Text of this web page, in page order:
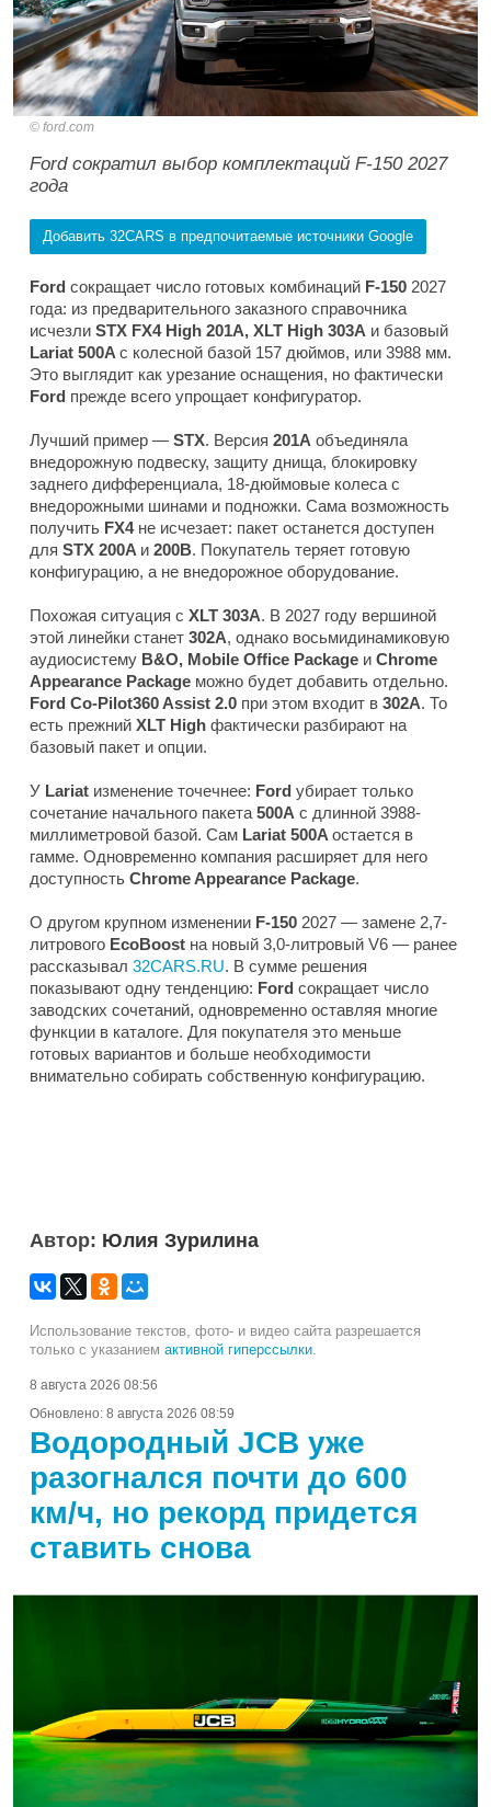
ford.com
Ford сократил выбор комплектаций F-150 2027
года
Добавить 32CARS в предпочитаемые источники Google
Ford сокращает число готовых комбинаций F-150 2027
года: из предварительного заказного справочника
исчезли STX FX4 High 201A, XLT High 303A и базовый
Lariat 500A с колесной базой 157 дюймов, или 3988 мм.
Это выглядит как урезание оснащения, но фактически
Ford прежде всего упрощает конфигуратор.
Лучший пример — STX. Версия 201A объединяла
внедорожную подвеску, защиту днища, блокировку
заднего дифференциала, 18-дюймовые колеса с
внедорожными шинами и подножки. Сама возможность
получить FX4не исчезает: пакет останется доступен
для STX 200A и 200B. Покупатель теряет готовую
конфигурацию, а не внедорожное оборудование.
Похожая ситуация с XLT 303A. В 2027 году вершиной
этой линейки станет 302A, однако восьмидинамиковую
аудиосистему B&O, Mobile Office Package и Chrome
Appearance Package можно будет добавить отдельно.
Ford Co-Pilot360 Assist 2.0 при этом входит в 302A. То
есть прежний XLT High фактически разбирают на
базовый пакет и опции.
У Lariat изменение точечнее: Ford убирает только
сочетание начального пакета 500A с длинной 3988-
миллиметровой базой. Сам Lariat 500A остается в
гамме. Одновременно компания расширяет для него
доступность Chrome Appearance Package.
О другом крупном изменении F-150 2027 — замене 2,7-
литрового EcoBoost на новый 3,0-литровый V6 — ранее
рассказывал 32CARS.RU. В сумме решения
показывают одну тенденцию: Ford сокращает число
заводских сочетаний, одновременно оставляя многие
функции в каталоге. Для покупателя это меньше
готовых вариантов и больше необходимости
внимательно собирать собственную конфигурацию.
Автор: Юлия Зурилина
Использование текстов, фото- и видео сайта разрешается
только с указанием активной гиперссылки
8 августа 2026 08:56
Обновлено: 8 августа 2026 08:59
Водородный JCB уже
разогнался почти до 600
км/ч, но рекорд придется
ставить снова